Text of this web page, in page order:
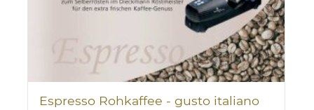
Espresso Rohkaffee - gusto italiano